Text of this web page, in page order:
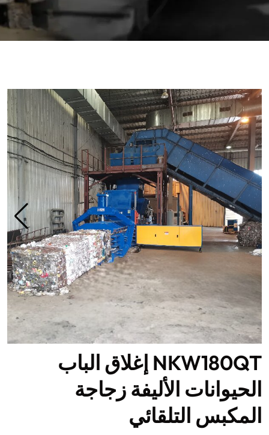
NKW180QT إغلاق الباب
الحيوانات الأليفة زجاجة
المكبس التلقائي